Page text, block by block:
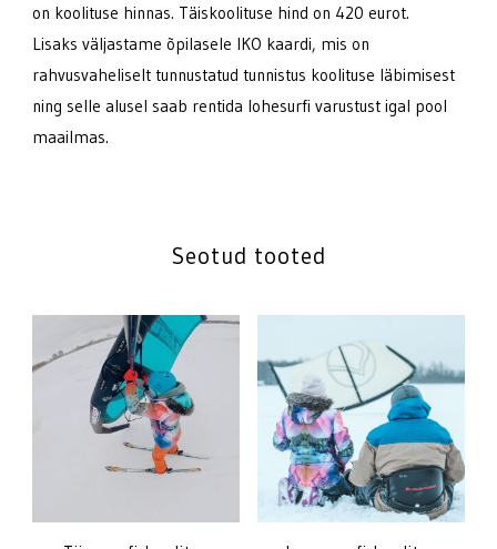
on koolituse hinnas. Täiskoolituse hind on 420 eurot.
Lisaks väljastame õpilasele IKO kaardi, mis on
rahvusvaheliselt tunnustatud tunnistus koolituse läbimisest
ning selle alusel saab rentida lohesurfi varustust igal pool
maailmas.
Seotud tooted